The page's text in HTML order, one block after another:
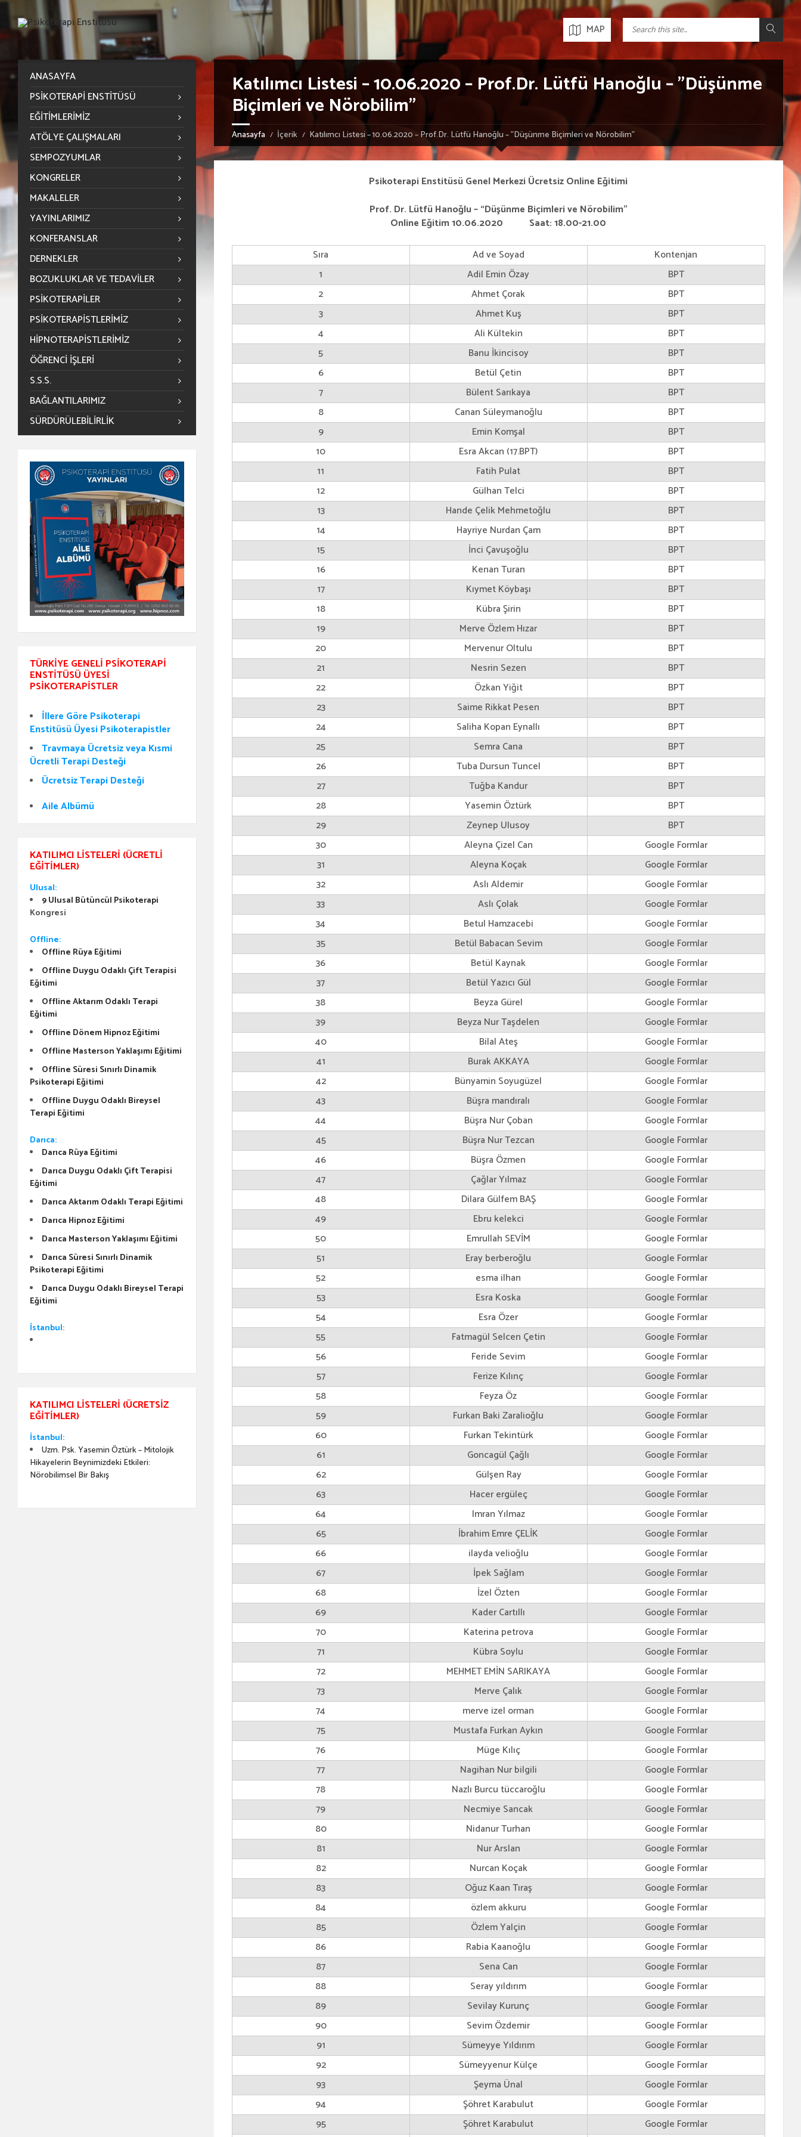
MAP
Katılımcı Listesi – 10.06.2020 – Prof.Dr. Lütfü Hanoğlu – ”Düşünme
Biçimleri ve Nörobilim”
Anasayfa İçerik Katılımcı Listesi – 10.06.2020 – Prof.Dr. Lütfü Hanoğlu – ”Düşünme Biçimleri ve Nörobilim”
Psikoterapi Enstitüsü Genel Merkezi Ücretsiz Online Eğitimi
Prof. Dr. Lütfü Hanoğlu – “Düşünme Biçimleri ve Nörobilim”
Online Eğitim 10.06.2020 Saat: 18.00-21.00
Sıra
Ad ve Soyad
Kontenjan
1
Adil Emin Özay
BPT
2
Ahmet Çorak
BPT
3
Ahmet Kuş
BPT
4
Ali Kültekin
BPT
5
Banu İkincisoy
BPT
6
Betül Çetin
BPT
7
Bülent Sarıkaya
BPT
8
Canan Süleymanoğlu
BPT
9
Emin Komşal
BPT
10
Esra Akcan (17.BPT)
BPT
11
Fatih Pulat
BPT
12
Gülhan Telci
BPT
13
Hande Çelik Mehmetoğlu
BPT
14
Hayriye Nurdan Çam
BPT
15
İnci Çavuşoğlu
BPT
16
Kenan Turan
BPT
17
Kıymet Köybaşı
BPT
18
Kübra Şirin
BPT
19
Merve Özlem Hızar
BPT
20
Mervenur Oltulu
BPT
21
Nesrin Sezen
BPT
22
Özkan Yiğit
BPT
23
Saime Rikkat Pesen
BPT
24
Saliha Kopan Eynallı
BPT
25
Semra Cana
BPT
26
Tuba Dursun Tuncel
BPT
27
Tuğba Kandur
BPT
28
Yasemin Öztürk
BPT
29
Zeynep Ulusoy
BPT
30
Aleyna Çizel Can
Google Formlar
31
Aleyna Koçak
Google Formlar
32
Aslı Aldemir
Google Formlar
33
Aslı Çolak
Google Formlar
34
Betul Hamzacebi
Google Formlar
35
Betül Babacan Sevim
Google Formlar
36
Betül Kaynak
Google Formlar
37
Betül Yazıcı Gül
Google Formlar
38
Beyza Gürel
Google Formlar
39
Beyza Nur Taşdelen
Google Formlar
40
Bilal Ateş
Google Formlar
41
Burak AKKAYA
Google Formlar
42
Bünyamin Soyugüzel
Google Formlar
43
Büşra mandıralı
Google Formlar
44
Büşra Nur Çoban
Google Formlar
45
Büşra Nur Tezcan
Google Formlar
46
Büşra Özmen
Google Formlar
47
Çağlar Yılmaz
Google Formlar
48
Dilara Gülfem BAŞ
Google Formlar
49
Ebru kelekci
Google Formlar
50
Emrullah SEVİM
Google Formlar
51
Eray berberoğlu
Google Formlar
52
esma ilhan
Google Formlar
53
Esra Koska
Google Formlar
54
Esra Özer
Google Formlar
55
Fatmagül Selcen Çetin
Google Formlar
56
Feride Sevim
Google Formlar
57
Ferize Kılınç
Google Formlar
58
Feyza Öz
Google Formlar
59
Furkan Baki Zaralioğlu
Google Formlar
60
Furkan Tekintürk
Google Formlar
61
Goncagül Çağlı
Google Formlar
62
Gülşen Ray
Google Formlar
63
Hacer ergüleç
Google Formlar
64
Imran Yılmaz
Google Formlar
65
İbrahim Emre ÇELİK
Google Formlar
66
ilayda velioğlu
Google Formlar
67
İpek Sağlam
Google Formlar
68
İzel Özten
Google Formlar
69
Kader Cartıllı
Google Formlar
70
Katerina petrova
Google Formlar
71
Kübra Soylu
Google Formlar
72
MEHMET EMİN SARIKAYA
Google Formlar
73
Merve Çalık
Google Formlar
74
merve izel orman
Google Formlar
75
Mustafa Furkan Aykın
Google Formlar
76
Müge Kılıç
Google Formlar
77
Nagihan Nur bilgili
Google Formlar
78
Nazlı Burcu tüccaroğlu
Google Formlar
79
Necmiye Sancak
Google Formlar
80
Nidanur Turhan
Google Formlar
81
Nur Arslan
Google Formlar
82
Nurcan Koçak
Google Formlar
83
Oğuz Kaan Tıraş
Google Formlar
84
özlem akkuru
Google Formlar
85
Özlem Yalçin
Google Formlar
86
Rabia Kaanoğlu
Google Formlar
87
Sena Can
Google Formlar
88
Seray yıldırım
Google Formlar
89
Sevilay Kurunç
Google Formlar
90
Sevim Özdemir
Google Formlar
91
Sümeyye Yıldırım
Google Formlar
92
Sümeyyenur Külçe
Google Formlar
93
Şeyma Ünal
Google Formlar
94
Şöhret Karabulut
Google Formlar
95
Şöhret Karabulut
Google Formlar
ANASAYFA
PSIKOTERAPI ENSTITÜSÜ
EĞITIMLERIMIZ
ATÖLYE ÇALIŞMALARI
SEMPOZYUMLAR
KONGRELER
MAKALELER
YAYINLARIMIZ
KONFERANSLAR
DERNEKLER
BOZUKLUKLAR VE TEDAVILER
PSIKOTERAPILER
PSIKOTERAPISTLERIMIZ
HIPNOTERAPISTLERIMIZ
ÖĞRENCİ İŞLERİ
S.S.S.
BAĞLANTILARIMIZ
SÜRDÜRÜLEBILIRLIK
TÜRKIYE GENELI PSIKOTERAPI
ENSTITÜSÜ ÜYESI
PSIKOTERAPISTLER
İllere Göre Psikoterapi
Enstitüsü Üyesi Psikoterapistler
Travmaya Ücretsiz veya Kısmi
Ücretli Terapi Desteği
Ücretsiz Terapi Desteği
Aile Albümü
KATILIMCI LISTELERI (ÜCRETLI
EĞITIMLER)
Ulusal:
9 Ulusal Bütüncül Psikoterapi
Kongresi
Offline:
Offline Rüya Eğitimi
Offline Duygu Odaklı Çift Terapisi
Eğitimi
Offline Aktarım Odaklı Terapi
Eğitimi
Offline Dönem Hipnoz Eğitimi
Offline Masterson Yaklaşımı Eğitimi
Offline Süresi Sınırlı Dinamik
Psikoterapi Eğitimi
Offline Duygu Odaklı Bireysel
Terapi Eğitimi
Darıca:
Darıca Rüya Eğitimi
Darıca Duygu Odaklı Çift Terapisi
Eğitimi
Darıca Aktarım Odaklı Terapi Eğitimi
Darıca Hipnoz Eğitimi
Darıca Masterson Yaklaşımı Eğitimi
Darıca Süresi Sınırlı Dinamik
Psikoterapi Eğitimi
Darıca Duygu Odaklı Bireysel Terapi
Eğitimi
İstanbul:
KATILIMCI LISTELERI (ÜCRETSIZ
EĞITIMLER)
İstanbul:
Uzm. Psk. Yasemin Öztürk – Mitolojik
Hikayelerin Beynimizdeki Etkileri:
Nörobilimsel Bir Bakış